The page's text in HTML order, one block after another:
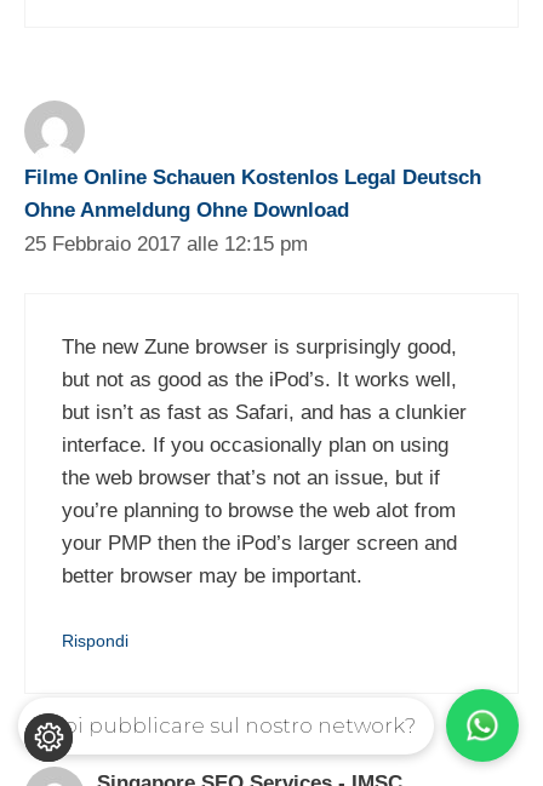
Filme Online Schauen Kostenlos Legal Deutsch
Ohne Anmeldung Ohne Download
25 Febbraio 2017 alle 12:15 pm
The new Zune browser is surprisingly good,
but not as good as the iPod’s. It works well,
but isn’t as fast as Safari, and has a clunkier
interface. If you occasionally plan on using
the web browser that’s not an issue, but if
you’re planning to browse the web alot from
your PMP then the iPod’s larger screen and
better browser may be important.
Rispondi
Vuoi pubblicare sul nostro network?